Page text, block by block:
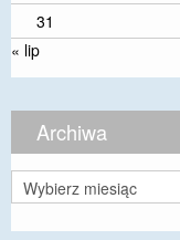
31
« lip
Archiwa
Archiwa